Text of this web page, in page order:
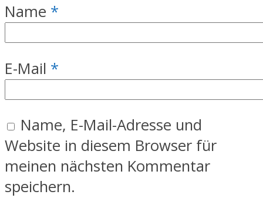
Name *
E-Mail *
Name, E-Mail-Adresse und
Website in diesem Browser für
meinen nächsten Kommentar
speichern.